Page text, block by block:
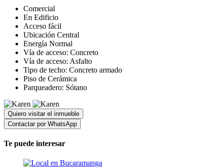
Comercial
En Edificio
Acceso fácil
Ubicación Central
Energía Normal
Vía de acceso: Concreto
Vía de acceso: Asfalto
Tipo de techo: Concreto armado
Piso de Cerámica
Parqueadero: Sótano
Quiero visitar el inmueble
Contactar por WhatsApp
Te puede interesar